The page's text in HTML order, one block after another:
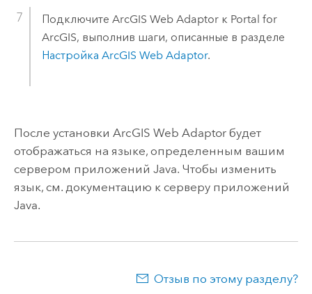
Подключите ArcGIS Web Adaptorк Portal for
ArcGIS, выполнив шаги, описанные в разделе
Настройка ArcGIS Web Adaptor.
После установки ArcGIS Web Adaptorбудет
отображаться на языке, определенным вашим
сервером приложений Java. Чтобы изменить
язык, см. документацию к серверу приложений
Java.
Отзыв по этому разделу?